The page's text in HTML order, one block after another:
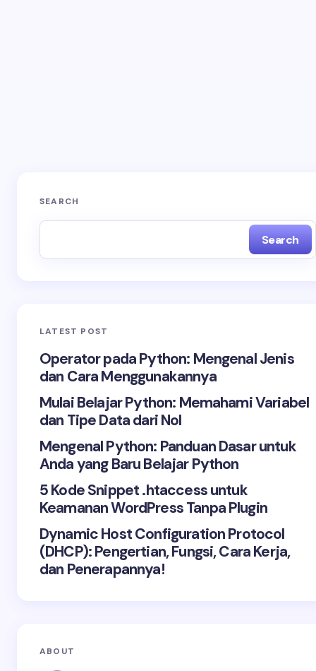
SEARCH
Search
LATEST POST
Operator pada Python: Mengenal Jenis
dan Cara Menggunakannya
Mulai Belajar Python: Memahami Variabel
dan Tipe Data dari Nol
Mengenal Python: Panduan Dasar untuk
Anda yang Baru Belajar Python
5 Kode Snippet .htaccess untuk
Keamanan WordPress Tanpa Plugin
Dynamic Host Configuration Protocol
(DHCP): Pengertian, Fungsi, Cara Kerja,
dan Penerapannya!
ABOUT